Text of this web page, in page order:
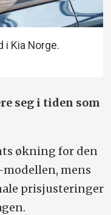
i Kia Norge.
seg i tiden som
økning for den
mens
prisjusteringer